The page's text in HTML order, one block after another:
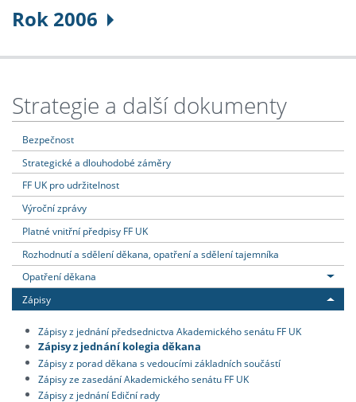
Rok 2006
Strategie a další dokumenty
Bezpečnost
Strategické a dlouhodobé záměry
FF UK pro udržitelnost
Výroční zprávy
Platné vnitřní předpisy FF UK
Rozhodnutí a sdělení děkana, opatření a sdělení tajemníka
Opatření děkana
Zápisy
Zápisy z jednání předsednictva Akademického senátu FF UK
Zápisy z jednání kolegia děkana
Zápisy z porad děkana s vedoucími základních součástí
Zápisy ze zasedání Akademického senátu FF UK
Zápisy z jednání Ediční rady